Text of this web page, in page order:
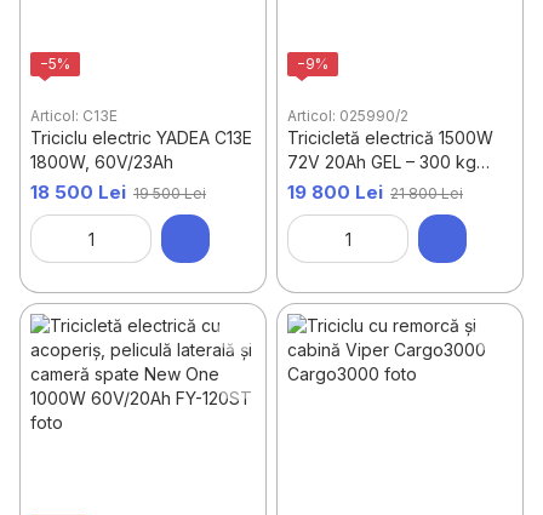
−5%
Articol: C13E
Triciclu electric YADEA C13E
1800W, 60V/23Ah
18 500 Lei 19 500 Lei
−9%
Articol: 025990/2
Tricicletă electrică 1500W
72V 20Ah GEL – 300 kg
roșie
19 800 Lei 21 800 Lei